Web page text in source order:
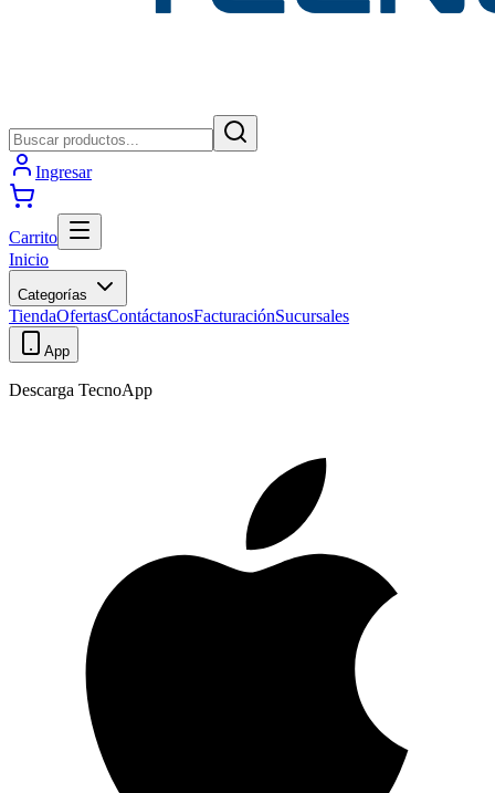
Ingresar
Carrito
Inicio
Categorías
TiendaOfertasContáctanosFacturaciónSucursales
App
Descarga TecnoApp